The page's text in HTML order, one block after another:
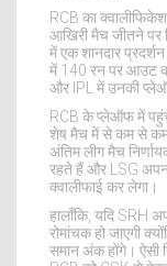
RCB का
आखिरी मैच जीतने पर
में एक शानदार
में 140 रन पर आउट
और IPL में उनकी
RCB के प्लेऑफ में
शेष मैच में से कम से
अंतिम लीग मैच
रहते हैं और LSG
क्वालीफाई कर लेगा।
हालाँकि, यदि SRH
रोमांचक हो जाएगी
समान अंक होंगे। ऐसी